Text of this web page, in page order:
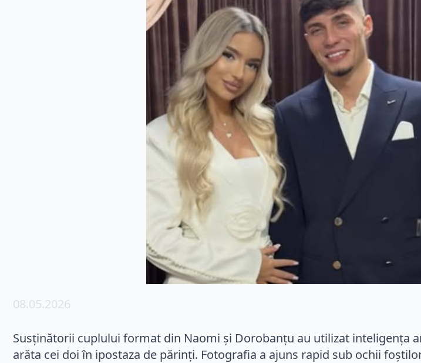
08.05.2026
Susținătorii cuplului format din Naomi și Dorobanțu au utilizat inteligența
arăta cei doi în ipostaza de părinți. Fotografia a ajuns rapid sub ochii